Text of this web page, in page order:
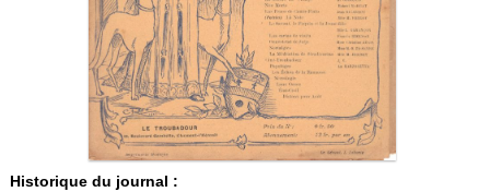
Historique du journal :